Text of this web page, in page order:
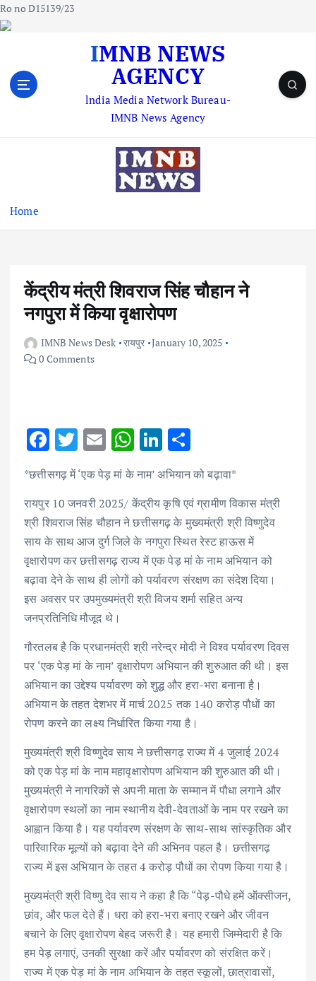
Ro no D15139/23
IMNB NEWS
AGENCY
lndia Media Network Bureau-
IMNB News Agency
Home
केंद्रीय मंत्री शिवराज सिंह चौहान ने
नगपुरा में किया वृक्षारोपण
IMNB News Desk रायपुर January 10, 2025
0 Comments
F
ac
e
b
o
o
k
T
w
it
te
r
E
m
ai
l
W
at
s
A
p
p
Li
n
k
e
dI
n
h
ar
e
*छत्तीसगढ़ में ‘एक पेड़ मां के नाम’ अभियान को बढ़ावा*
रायपुर 10 जनवरी 2025/ केंद्रीय कृषि एवं ग्रामीण विकास मंत्री
श्री शिवराज सिंह चौहान ने छत्तीसगढ़ के मुख्यमंत्री श्री विष्णुदेव
साय के साथ आज दुर्ग जिले के नगपुरा स्थित रेस्ट हाऊस में
वृक्षारोपण कर छत्तीसगढ़ राज्य में एक पेड़ मां के नाम अभियान को
बढ़ावा देने के साथ ही लोगों को पर्यावरण संरक्षण का संदेश दिया।
इस अवसर पर उपमुख्यमंत्री श्री विजय शर्मा सहित अन्य
जनप्रतिनिधि मौजूद थे।
गौरतलब है कि प्रधानमंत्री श्री नरेन्द्र मोदी ने विश्व पर्यावरण दिवस
पर ‘एक पेड़ मां के नाम’ वृक्षारोपण अभियान की शुरुआत की थी। इस
अभियान का उद्देश्य पर्यावरण को शुद्ध और हरा-भरा बनाना है।
अभियान के तहत देशभर में मार्च 2025 तक 140 करोड़ पौधों का
रोपण करने का लक्ष्य निर्धारित किया गया है।
मुख्यमंत्री श्री विष्णुदेव साय ने छत्तीसगढ़ राज्य में 4 जुलाई 2024
को एक पेड़ मां के नाम महावृक्षारोपण अभियान की शुरुआत की थी।
मुख्यमंत्री ने नागरिकों से अपनी माता के सम्मान में पौधा लगाने और
वृक्षारोपण स्थलों का नाम स्थानीय देवी-देवताओं के नाम पर रखने का
आह्वान किया है। यह पर्यावरण संरक्षण के साथ-साथ सांस्कृतिक और
पारिवारिक मूल्यों को बढ़ावा देने की अभिनव पहल है। छत्तीसगढ़
राज्य में इस अभियान के तहत 4 करोड़ पौधों का रोपण किया गया है।
मुख्यमंत्री श्री विष्णु देव साय ने कहा है कि “पेड़-पौधे हमें ऑक्सीजन,
छांव, और फल देते हैं। धरा को हरा-भरा बनाए रखने और जीवन
बचाने के लिए वृक्षारोपण बेहद जरूरी है। यह हमारी जिम्मेदारी है कि
हम पेड़ लगाएं, उनकी सुरक्षा करें और पर्यावरण को संरक्षित करें।
राज्य में एक पेड़ मां के नाम अभियान के तहत स्कूलों, छात्रावासों,